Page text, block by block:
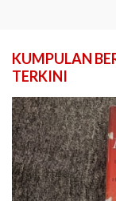
KUMPULAN
TERKINI